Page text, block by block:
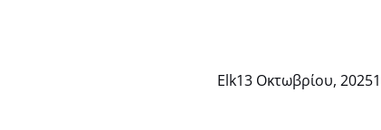
Elk13 Οκτωβρίου, 2025